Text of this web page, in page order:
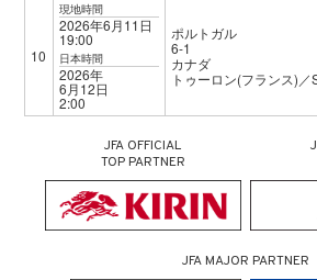
10
現地時間
2026年6月11日
19:00
日本時間
2026年
6月12日
2:00
ポルトガル
6-1
カナダ
トゥーロン(フランス)
JFA OFFICIAL
TOP PARTNER
JFA MAJOR PARTNER